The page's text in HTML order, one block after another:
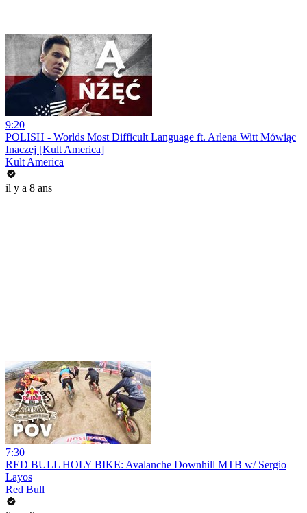
9:20
POLISH - Worlds Most Difficult Language ft. Arlena Witt Mówiąc
Inaczej [Kult America]
Kult America
il y a 8 ans
7:30
RED BULL HOLY BIKE: Avalanche Downhill MTB w/ Sergio
Layos
Red Bull